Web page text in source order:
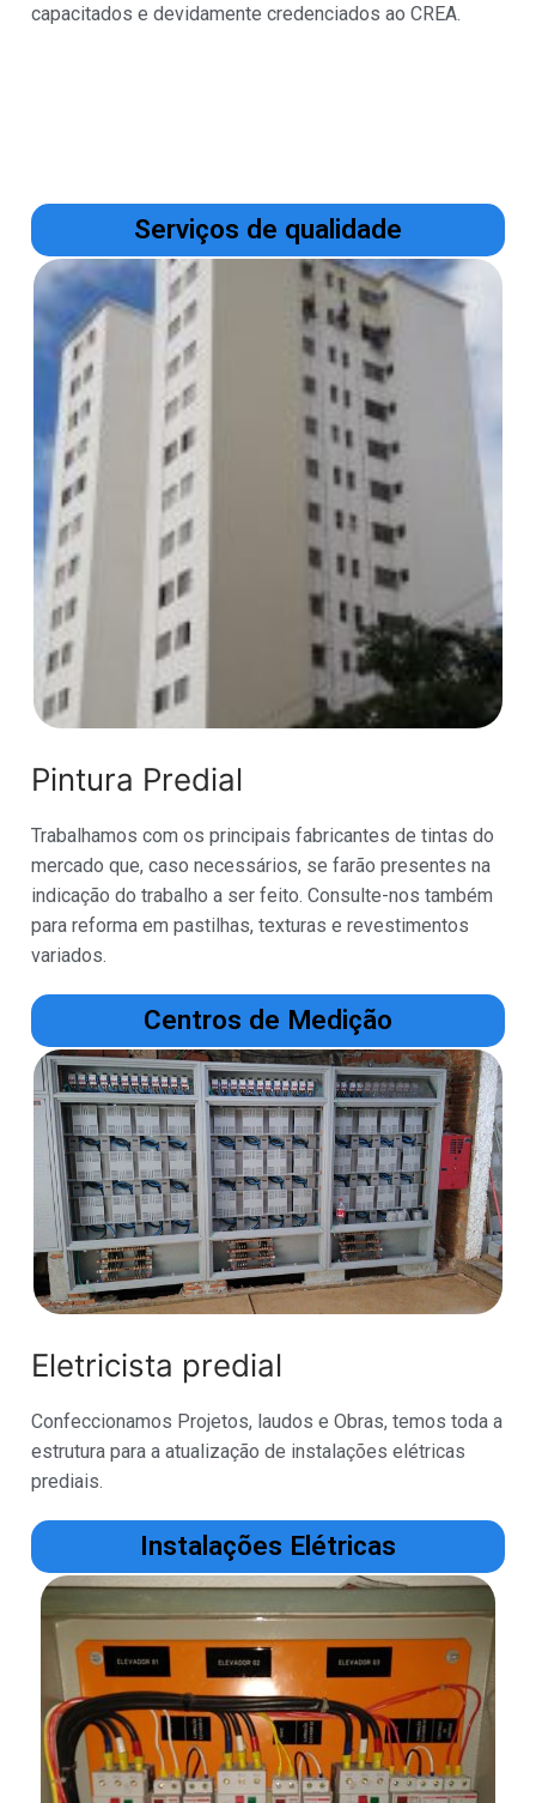
capacitados e devidamente credenciados ao CREA.
Serviços de qualidade
Pintura Predial
Trabalhamos com os principais fabricantes de tintas do
mercado que, caso necessários, se farão presentes na
indicação do trabalho a ser feito. Consulte-nos também
para reforma em pastilhas, texturas e revestimentos
variados.
Centros de Medição
Eletricista predial
Confeccionamos Projetos, laudos e Obras, temos toda a
estrutura para a atualização de instalações elétricas
prediais.
Instalações Elétricas